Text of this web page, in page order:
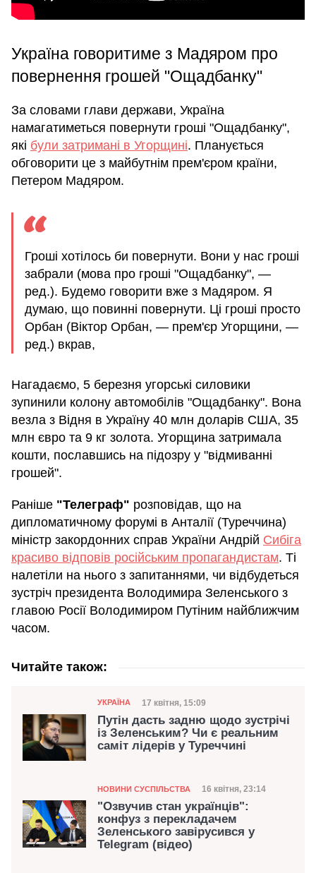
Україна говоритиме з Мадяром про
повернення грошей "Ощадбанку"
За словами глави держави, Україна
намагатиметься повернути гроші "Ощадбанку",
які були затримані в Угорщині. Планується
обговорити це з майбутнім прем'єром країни,
Петером Мадяром.
Гроші хотілось би повернути. Вони у нас гроші
забрали (мова про гроші "Ощадбанку", —
ред.). Будемо говорити вже з Мадяром. Я
думаю, що повинні повернути. Ці гроші просто
Орбан (Віктор Орбан, — прем'єр Угорщини, —
ред.) вкрав,
Нагадаємо, 5 березня угорські силовики
зупинили колону автомобілів "Ощадбанку". Вона
везла з Відня в Україну 40 млн доларів США, 35
млн євро та 9 кг золота. Угорщина затримала
кошти, пославшись на підозру у "відмиванні
грошей".
Раніше "Телеграф" розповідав, що на
дипломатичному форумі в Анталії (Туреччина)
міністр закордонних справ України Андрій Сибіга
красиво відповів російським пропагандистам. Ті
налетіли на нього з запитаннями, чи відбудеться
зустріч президента Володимира Зеленського з
главою Росії Володимиром Путіним найближчим
часом.
Читайте також:
Категорія
УКРАЇНА Дата публікації
17 квітня, 15:09
Путін дасть задню щодо зустрічі
із Зеленським? Чи є реальним
саміт лідерів у Туреччині
Категорія
НОВИНИ СУСПІЛЬСТВА Дата публікації
16 квітня, 23:14
"Озвучив стан українців":
конфуз з перекладачем
Зеленського завірусився у
Telegram (відео)